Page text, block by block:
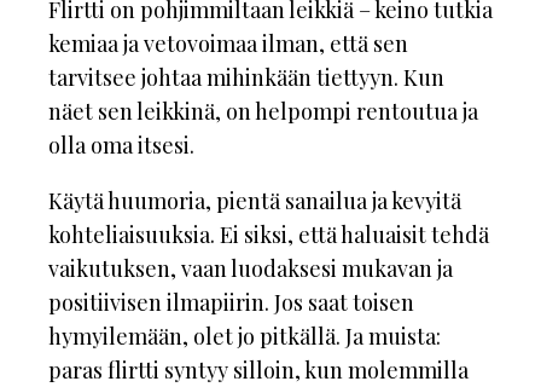
Flirtti on pohjimmiltaan leikkiä – keino tutkia
kemiaa ja vetovoimaa ilman, että sen
tarvitsee johtaa mihinkään tiettyyn. Kun
näet sen leikkinä, on helpompi rentoutua ja
olla oma itsesi.
Käytä huumoria, pientä sanailua ja kevyitä
kohteliaisuuksia. Ei siksi, että haluaisit tehdä
vaikutuksen, vaan luodaksesi mukavan ja
positiivisen ilmapiirin. Jos saat toisen
hymyilemään, olet jo pitkällä. Ja muista:
paras flirtti syntyy silloin, kun molemmilla